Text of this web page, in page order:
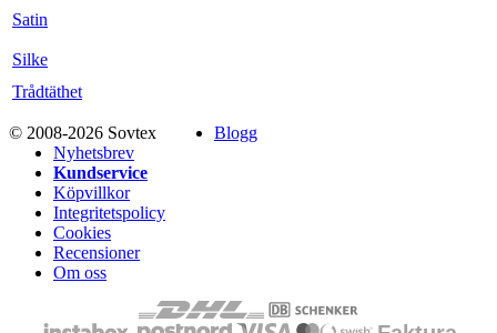
Satin
Silke
Trådtäthet
© 2008-2026 Sovtex
Blogg
Nyhetsbrev
Kundservice
Köpvillkor
Integritetspolicy
Cookies
Recensioner
Om oss